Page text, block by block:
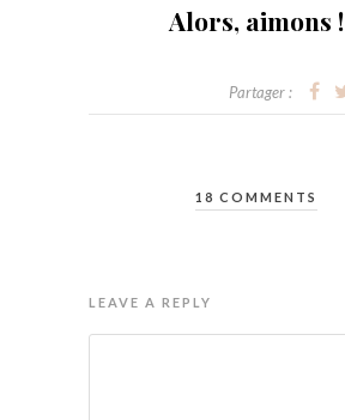
Alors, aimons !
Partager :
18 COMMENTS
LEAVE A REPLY